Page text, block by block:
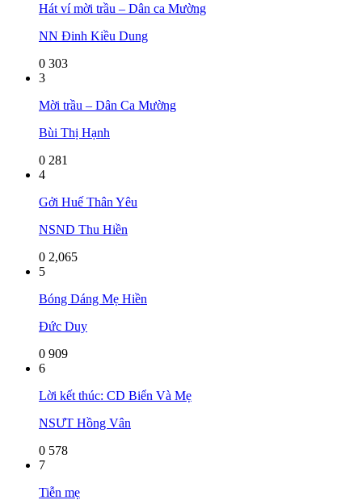
Hát ví mời trầu – Dân ca Mường
NN Đinh Kiều Dung
0 303
3
Mời trầu – Dân Ca Mường
Bùi Thị Hạnh
0 281
4
Gởi Huế Thân Yêu
NSND Thu Hiền
0 2,065
5
Bóng Dáng Mẹ Hiền
Đức Duy
0 909
6
Lời kết thúc: CD Biển Và Mẹ
NSƯT Hồng Vân
0 578
7
Tiễn mẹ